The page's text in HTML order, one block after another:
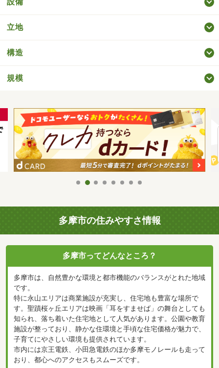
立地
構造
規模
多摩市の住みやすさ情報
多摩市ってどんなところ？
多摩市は、自然豊かな環境と都市機能のバランスがとれた地域
です。
特に永山エリアは商業施設が充実し、住宅地も豊富な場所で
す。聖蹟桜ヶ丘エリアは映画「耳をすませば」の舞台としても
知られ、落ち着いた住宅地として人気があります。公園や教育
施設が整っており、静かな住環境と手頃な住宅価格が魅力で、
子育てにやさしい環境も提供されています。
市内には京王電鉄、小田急電鉄のほか多摩モノレールも走って
おり、都心へのアクセスもスムーズです。